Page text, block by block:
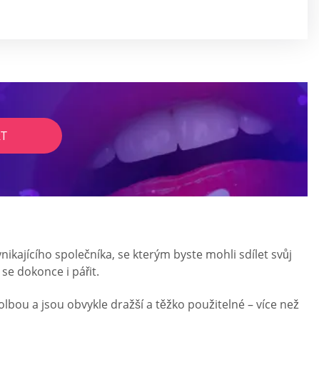
společníka, se kterým byste mohli sdílet svůj
dokonce i pářit.
a jsou obvykle dražší a těžko použitelné – více než